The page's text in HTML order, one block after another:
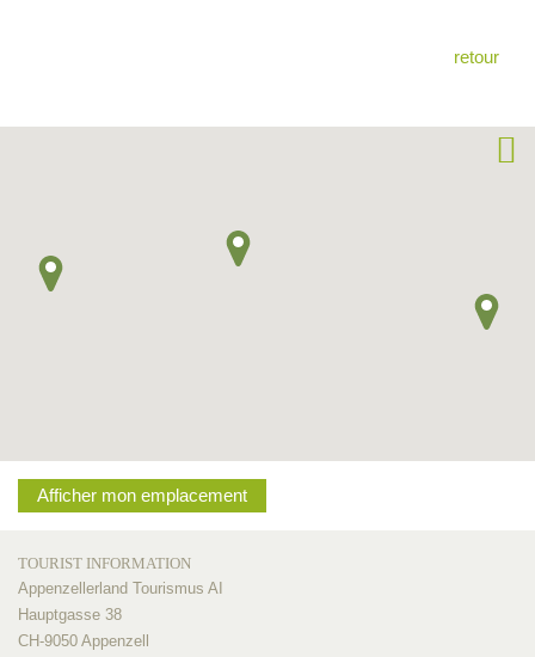
retour
Afficher mon emplacement
TOURIST INFORMATION
Appenzellerland Tourismus AI
Hauptgasse 38
CH-9050 Appenzell